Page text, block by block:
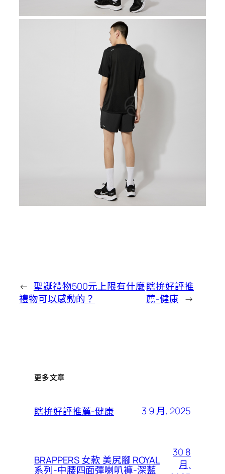
← 聖誕禮物500元上限有什麼
禮物可以感動的？
瞎拚好評推
薦-健康 →
更多文章
瞎拚好評推薦-健康 3 9 月, 2025
BRAPPERS 女款 美尻腳 ROYAL
系列-中腰四面彈喇叭褲-深藍
30 8
月,